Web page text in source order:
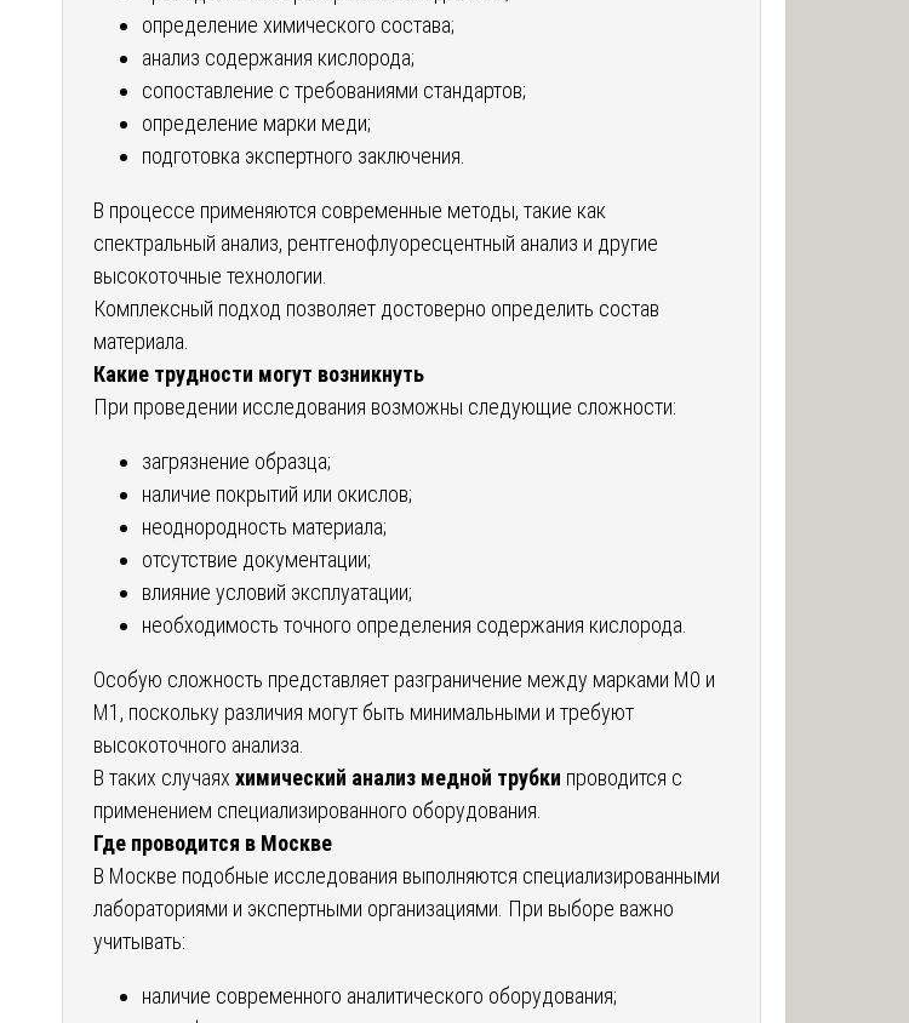
определение химического состава;
анализ содержания кислорода;
сопоставление с требованиями стандартов;
определение марки меди;
подготовка экспертного заключения.
В процессе применяются современные методы, такие как
спектральный анализ, рентгенофлуоресцентный анализ и другие
высокоточные технологии.
Комплексный подход позволяет достоверно определить состав
материала.
Какие трудности могут возникнуть
При проведении исследования возможны следующие сложности:
загрязнение образца;
наличие покрытий или окислов;
неоднородность материала;
отсутствие документации;
влияние условий эксплуатации;
необходимость точного определения содержания кислорода.
Особую сложность представляет разграничение между марками М0 и
М1, поскольку различия могут быть минимальными и требуют
высокоточного анализа.
В таких случаяххимический анализ медной трубки проводится с
применением специализированного оборудования.
Где проводится в Москве
В Москве подобные исследования выполняются специализированными
лабораториями и экспертными организациями. При выборе важно
учитывать:
наличие современного аналитического оборудования;